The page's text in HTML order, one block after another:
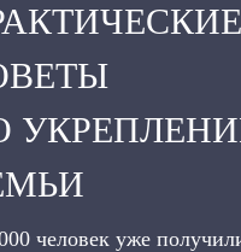
человек уже